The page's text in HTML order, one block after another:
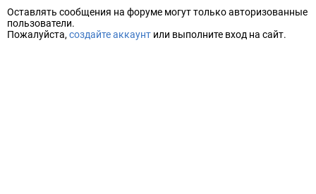
Оставлять сообщения на форуме могут только авторизованные
пользователи.
Пожалуйста, создайте аккаунт или выполните вход на сайт.